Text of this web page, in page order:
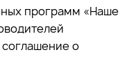
программ «Наше
о